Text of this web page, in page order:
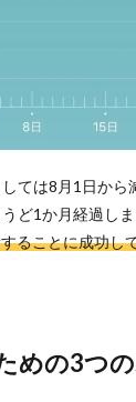
ては8月1日から
ど1か月経過しま
ることに成功し
めの3つ